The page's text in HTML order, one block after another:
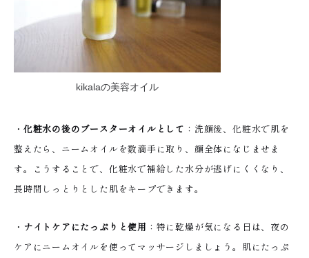
kikalaの美容オイル
・ 化粧水の後のブースターオイルとして ：洗顔後、化粧水で肌を
整えたら、ニームオイルを数滴手に取り、顔全体になじませま
す。こうすることで、化粧水で補給した水分が逃げにくくなり、
長時間しっとりとした肌をキープできます。
・ ナイトケアにたっぷりと使用 ：特に乾燥が気になる日は、夜の
ケアにニームオイルを使ってマッサージしましょう。肌にたっぷ